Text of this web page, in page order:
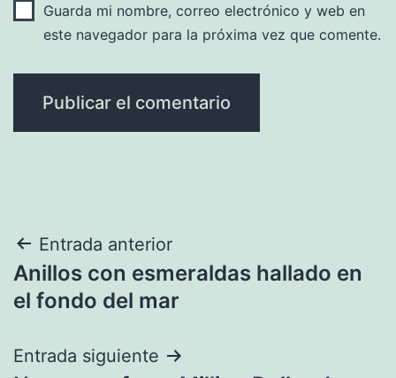
Guarda mi nombre, correo electrónico y web en
este navegador para la próxima vez que comente.
Navegación
de
Entrada anterior
Anillos con esmeraldas hallado en
el fondo del mar
Entrada siguiente